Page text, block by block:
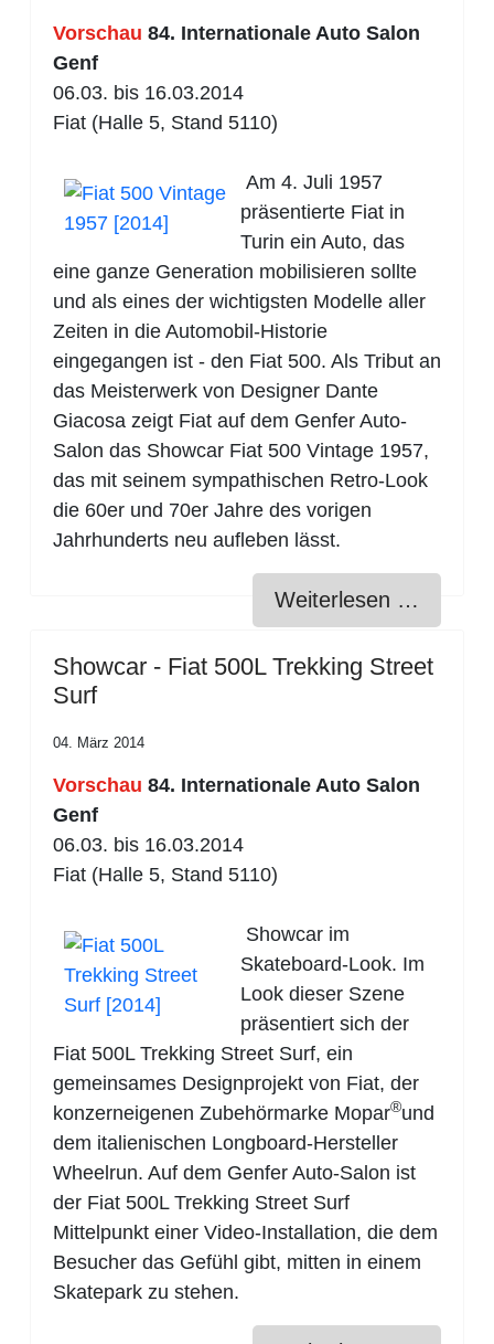
Vorschau 84. Internationale Auto Salon
Genf
06.03. bis 16.03.2014
Fiat (Halle 5, Stand 5110)
Am 4. Juli 1957
präsentierte Fiat in
Turin ein Auto, das
eine ganze Generation mobilisieren sollte
und als eines der wichtigsten Modelle aller
Zeiten in die Automobil-Historie
eingegangen ist - den Fiat 500. Als Tribut an
das Meisterwerk von Designer Dante
Giacosa zeigt Fiat auf dem Genfer Auto-
Salon das Showcar Fiat 500 Vintage 1957,
das mit seinem sympathischen Retro-Look
die 60er und 70er Jahre des vorigen
Jahrhunderts neu aufleben lässt.
Weiterlesen …
Showcar - Fiat 500L Trekking Street
Surf
04. März 2014
Vorschau 84. Internationale Auto Salon
Genf
06.03. bis 16.03.2014
Fiat (Halle 5, Stand 5110)
Showcar im
Skateboard-Look. Im
Look dieser Szene
präsentiert sich der
Fiat 500L Trekking Street Surf, ein
gemeinsames Designprojekt von Fiat, der
konzerneigenen Zubehörmarke Mopar®und
dem italienischen Longboard-Hersteller
Wheelrun. Auf dem Genfer Auto-Salon ist
der Fiat 500L Trekking Street Surf
Mittelpunkt einer Video-Installation, die dem
Besucher das Gefühl gibt, mitten in einem
Skatepark zu stehen.